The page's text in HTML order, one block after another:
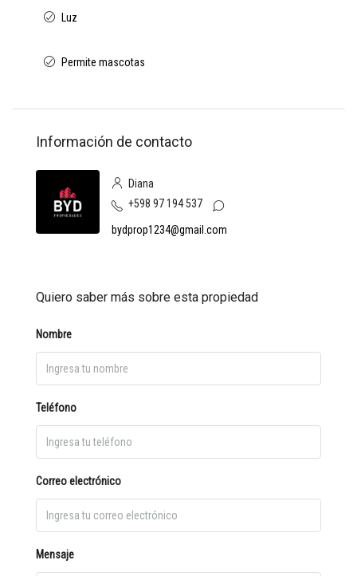
Luz
Permite mascotas
Información de contacto
Diana
+598 97 194 537
bydprop1234@gmail.com
Quiero saber más sobre esta propiedad
Nombre
Teléfono
Correo electrónico
Mensaje